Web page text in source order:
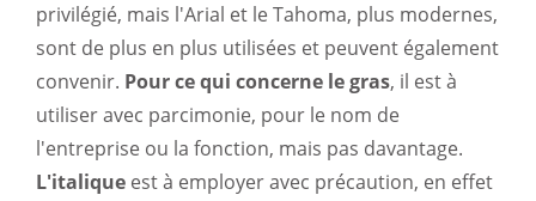
privilégié, mais l'Arial et le Tahoma, plus modernes,
sont de plus en plus utilisées et peuvent également
convenir. Pour ce qui concerne le gras, il est à
utiliser avec parcimonie, pour le nom de
l'entreprise ou la fonction, mais pas davantage.
L'italique est à employer avec précaution, en effet